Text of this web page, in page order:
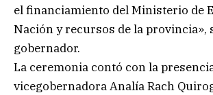
el financiamiento del Ministerio de
Nación y recursos de la provincia»,
gobernador.
La ceremonia contó con la
vicegobernadora Analía Rach